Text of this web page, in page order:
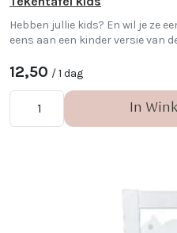
Hebben jullie kids? En wil je ze
eens aan een kinder versie van
12,50 / 1 dag
In